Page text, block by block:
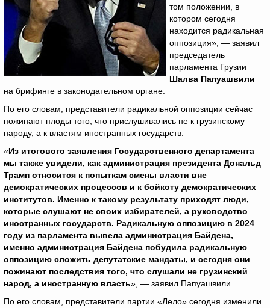
том положении, в
котором сегодня
находится радикальная
оппозиция», — заявил
председатель
парламента Грузии
Шалва Папуашвили
на брифинге в законодательном органе.
По его словам, представители радикальной оппозиции сейчас
пожинают плоды того, что прислушивались не к грузинскому
народу, а к властям иностранных государств.
«Из итогового заявления Государственного департамента
мы также увидели, как администрация президента Дональд
Трамп относится к попыткам смены власти вне
демократических процессов и к бойкоту демократических
институтов. Именно к такому результату приходят люди,
которые слушают не своих избирателей, а руководство
иностранных государств. Радикальную оппозицию в 2024
году из парламента вывела администрация Байдена,
именно администрация Байдена побудила радикальную
оппозицию сложить депутатские мандаты, и сегодня они
пожинают последствия того, что слушали не грузинский
народ, а иностранную власть», — заявил Папуашвили.
По его словам, представители партии «Лело» сегодня изменили